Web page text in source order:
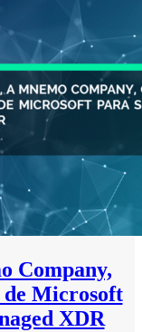
Company,
Microsoft
XDR